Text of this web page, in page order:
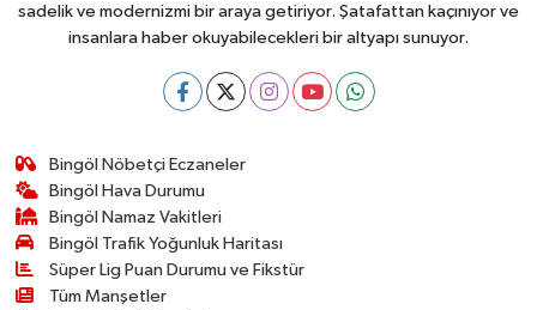
sadelik ve modernizmi bir araya getiriyor. Şatafattan kaçınıyor ve
insanlara haber okuyabilecekleri bir altyapı sunuyor.
Bingöl Nöbetçi Eczaneler
Bingöl Hava Durumu
Bingöl Namaz Vakitleri
Bingöl Trafik Yoğunluk Haritası
Süper Lig Puan Durumu ve Fikstür
Tüm Manşetler